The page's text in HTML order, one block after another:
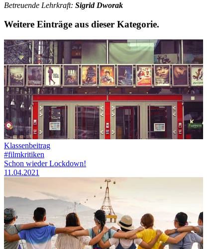
Betreuende Lehrkraft: Sigrid Dworak
Weitere Einträge aus dieser Kategorie.
Klassenbeitrag
#filmkritiken
Schon wieder Lockdown!
11.04.2021